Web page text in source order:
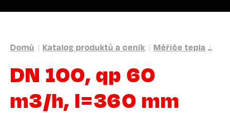
DROBEČKOVÁ
NAVIGACE
Domů Katalog produktů a ceník Měřiče tepla
DN 100, qp 60
m3/h, l=360 mm